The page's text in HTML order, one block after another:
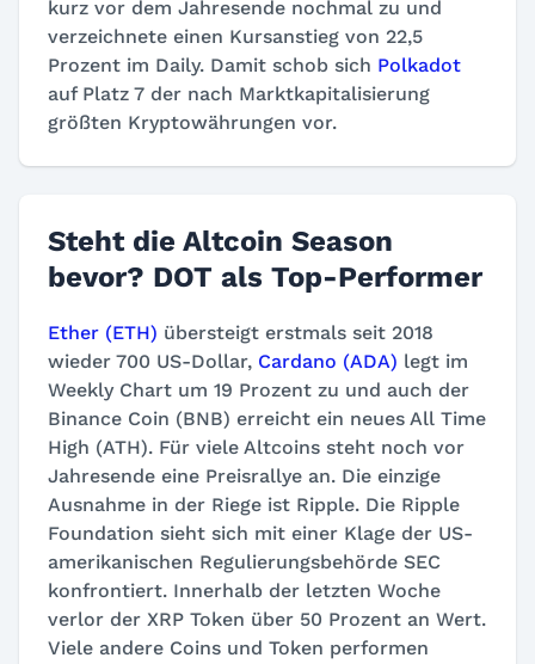
kurz vor dem Jahresende nochmal zu und
verzeichnete einen Kursanstieg von 22,5
Prozent im Daily. Damit schob sich Polkadot
auf Platz 7 der nach Marktkapitalisierung
größten Kryptowährungen vor.
Steht die Altcoin Season
bevor? DOT als Top-Performer
Ether (ETH) übersteigt erstmals seit 2018
wieder 700 US-Dollar, Cardano (ADA) legt im
Weekly Chart um 19 Prozent zu und auch der
Binance Coin (BNB) erreicht ein neues All Time
High (ATH). Für viele Altcoins steht noch vor
Jahresende eine Preisrallye an. Die einzige
Ausnahme in der Riege ist Ripple. Die Ripple
Foundation sieht sich mit einer Klage der US-
amerikanischen Regulierungsbehörde SEC
konfrontiert. Innerhalb der letzten Woche
verlor der XRP Token über 50 Prozent an Wert.
Viele andere Coins und Token performen